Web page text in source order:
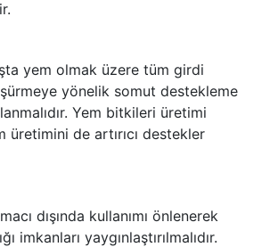
yem olmak üzere tüm girdi
yönelik somut destekleme
Yem bitkileri üretimi
üretimini de artırıcı destekler
dışında kullanımı önlenerek
imkanları yaygınlaştırılmalıdır.